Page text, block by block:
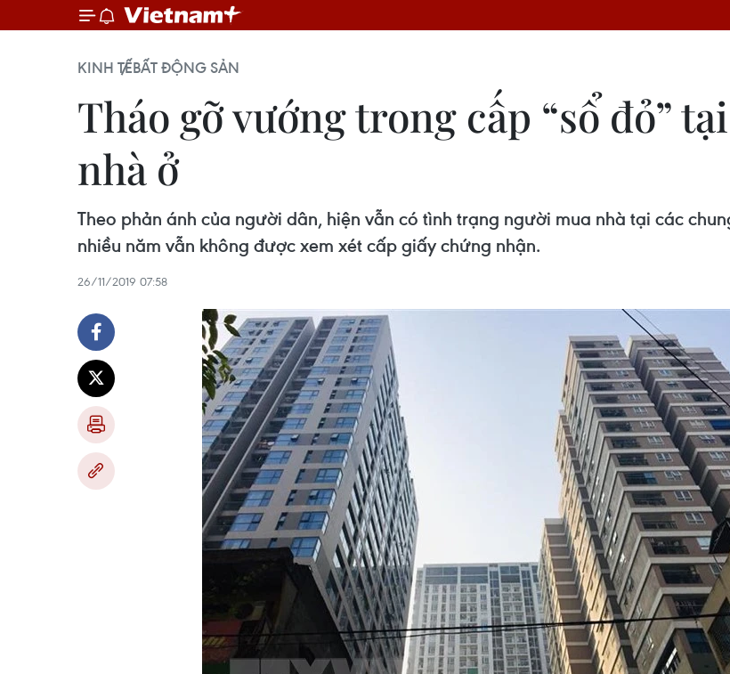
KINH TẾBẤT ĐỘNG SẢN
Tháo gỡ vướng trong cấp “sổ đỏ”
nhà ở
Theo phản ánh của người dân, hiện vẫn có tình trạng người mua nhà tại các
nhiều năm vẫn không được xem xét cấp giấy chứng nhận.
26/11/2019 07:58